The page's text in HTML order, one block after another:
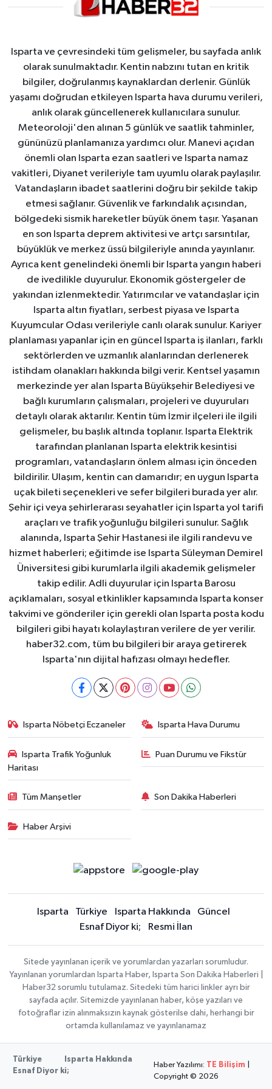
Isparta ve çevresindeki tüm gelişmeler, bu sayfada anlık
olarak sunulmaktadır. Kentin nabzını tutan en kritik
bilgiler, doğrulanmış kaynaklardan derlenir. Günlük
yaşamı doğrudan etkileyen Isparta hava durumu verileri,
anlık olarak güncellenerek kullanıcılara sunulur.
Meteoroloji'den alınan 5 günlük ve saatlik tahminler,
gününüzü planlamanıza yardımcı olur. Manevi açıdan
önemli olan Isparta ezan saatleri ve Isparta namaz
vakitleri, Diyanet verileriyle tam uyumlu olarak paylaşılır.
Vatandaşların ibadet saatlerini doğru bir şekilde takip
etmesi sağlanır. Güvenlik ve farkındalık açısından,
bölgedeki sismik hareketler büyük önem taşır. Yaşanan
en son Isparta deprem aktivitesi ve artçı sarsıntılar,
büyüklük ve merkez üssü bilgileriyle anında yayınlanır.
Ayrıca kent genelindeki önemli bir Isparta yangın haberi
de ivedilikle duyurulur. Ekonomik göstergeler de
yakından izlenmektedir. Yatırımcılar ve vatandaşlar için
Isparta altın fiyatları, serbest piyasa ve Isparta
Kuyumcular Odası verileriyle canlı olarak sunulur. Kariyer
planlaması yapanlar için en güncel Isparta iş ilanları, farklı
sektörlerden ve uzmanlık alanlarından derlenerek
istihdam olanakları hakkında bilgi verir. Kentsel yaşamın
merkezinde yer alan Isparta Büyükşehir Belediyesi ve
bağlı kurumların çalışmaları, projeleri ve duyuruları
detaylı olarak aktarılır. Kentin tüm İzmir ilçeleri ile ilgili
gelişmeler, bu başlık altında toplanır. Isparta Elektrik
tarafından planlanan Isparta elektrik kesintisi
programları, vatandaşların önlem alması için önceden
bildirilir. Ulaşım, kentin can damarıdır; en uygun Isparta
uçak bileti seçenekleri ve sefer bilgileri burada yer alır.
Şehir içi veya şehirlerarası seyahatler için Isparta yol tarifi
araçları ve trafik yoğunluğu bilgileri sunulur. Sağlık
alanında, Isparta Şehir Hastanesi ile ilgili randevu ve
hizmet haberleri; eğitimde ise Isparta Süleyman Demirel
Üniversitesi gibi kurumlarla ilgili akademik gelişmeler
takip edilir. Adli duyurular için Isparta Barosu
açıklamaları, sosyal etkinlikler kapsamında Isparta konser
takvimi ve gönderiler için gerekli olan Isparta posta kodu
bilgileri gibi hayatı kolaylaştıran verilere de yer verilir.
haber32.com, tüm bu bilgileri bir araya getirerek
Isparta'nın dijital hafızası olmayı hedefler.
Isparta Nöbetçi Eczaneler Isparta Hava Durumu
Isparta Trafik Yoğunluk
Haritası
Puan Durumu ve Fikstür
Tüm Manşetler Son Dakika Haberleri
Haber Arşivi
Isparta Türkiye Isparta Hakkında
Güncel
Esnaf Diyor ki;
Resmi İlan
Sitede yayınlanan içerik ve yorumlardan yazarları sorumludur.
Yayınlanan yorumlardan Isparta Haber, Isparta Son Dakika Haberleri |
Haber32 sorumlu tutulamaz. Sitedeki tüm harici linkler ayrı bir
sayfada açılır. Sitemizde yayınlanan haber, köşe yazıları ve
fotoğraflar izin alınmaksızın kaynak gösterilse dahi, herhangi bir
ortamda kullanılamaz ve yayınlanamaz
Türkiye
Isparta Hakkında
Esnaf Diyor ki;
Haber Yazılımı: TE Bilişim
Copyright © 2026